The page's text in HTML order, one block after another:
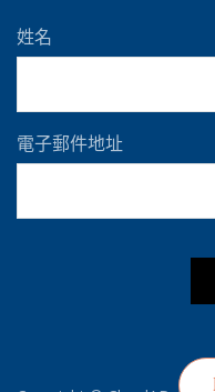
姓名
電子郵件地址